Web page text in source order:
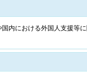
内における外国人支援等